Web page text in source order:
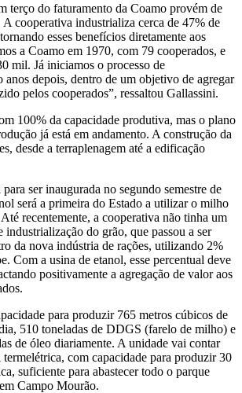
terço do faturamento da Coamo provém de
A cooperativa industrializa cerca de 47% de
esses benefícios diretamente aos
a Coamo em 1970, com 79 cooperados, e
mil. Já iniciamos o processo de
anos depois, dentro de um objetivo de agregar
pelos cooperados”, ressaltou Gallassini.
100% da capacidade produtiva, mas o plano
já está em andamento. A construção da
desde a terraplenagem até a edificação
ser inaugurada no segundo semestre de
será a primeira do Estado a utilizar o milho
recentemente, a cooperativa não tinha um
industrialização do grão, que passou a ser
da nova indústria de rações, utilizando 2%
Com a usina de etanol, esse percentual deve
positivamente a agregação de valor aos
para produzir 765 metros cúbicos de
510 toneladas de DDGS (farelo de milho) e
de óleo diariamente. A unidade vai contar
com capacidade para produzir 30
suficiente para abastecer todo o parque
Campo Mourão.